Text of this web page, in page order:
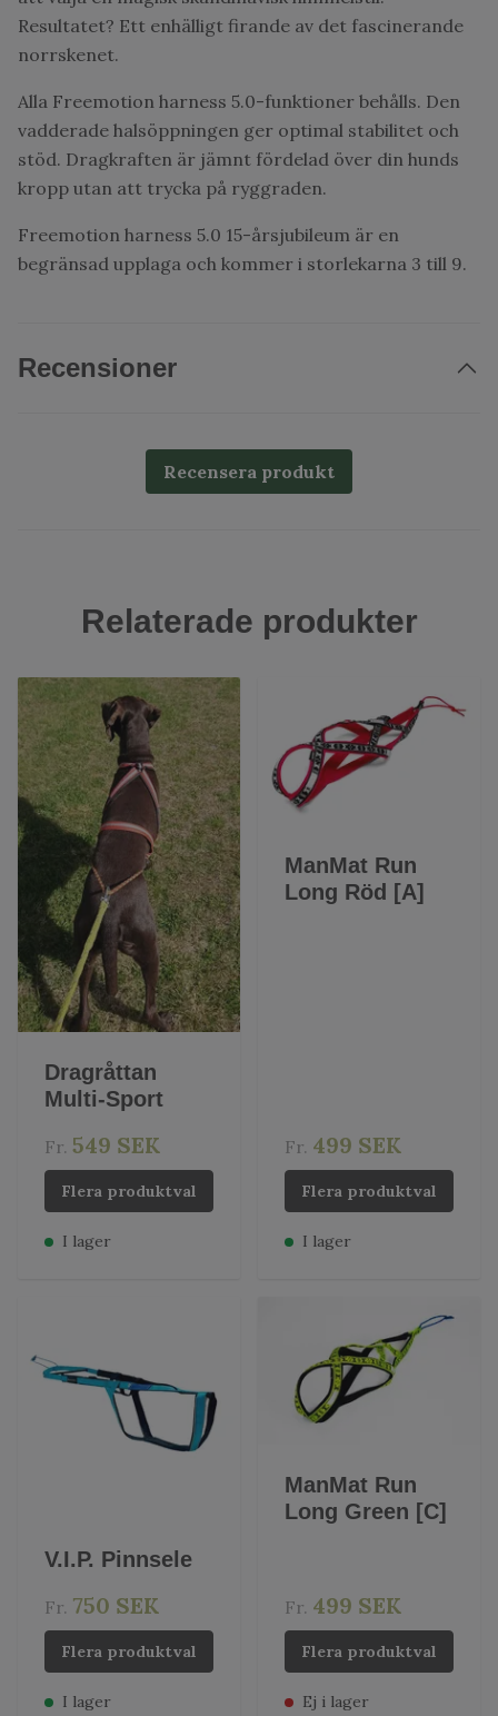
Resultatet? Ett enhälligt firande av det fascinerande
norrskenet.
Alla Freemotion harness 5.0-funktioner behålls. Den
vadderade halsöppningen ger optimal stabilitet och
stöd. Dragkraften är jämnt fördelad över din hunds
kropp utan att trycka på ryggraden.
Freemotion harness 5.0 15-årsjubileum är en
begränsad upplaga och kommer i storlekarna 3 till 9.
Recensioner
Recensera produkt
Relaterade produkter
Dragråttan
Multi-Sport
Fr. 549 SEK
Flera produktval
I lager
ManMat Run
Long Röd [A]
Fr. 499 SEK
Flera produktval
I lager
V.I.P. Pinnsele
Fr. 750 SEK
Flera produktval
I lager
ManMat Run
Long Green [C]
Fr. 499 SEK
Flera produktval
Ej i lager